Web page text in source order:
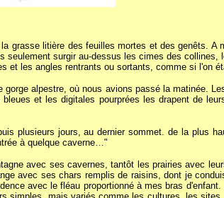
litière des feuilles mortes et des genêts.
surgir au-dessus les cimes des
les angles rentrants ou sortants, comme si l'on
alpestre, où nous avions passé la matinée.
et les digitales pourprées les drapent de
plusieurs jours, au dernier sommet. de la plus
à quelque caverne…"
avec ses cavernes, tantôt les prairies avec
avec ses chars remplis de raisins, dont je
avec le fléau proportionné à mes bras